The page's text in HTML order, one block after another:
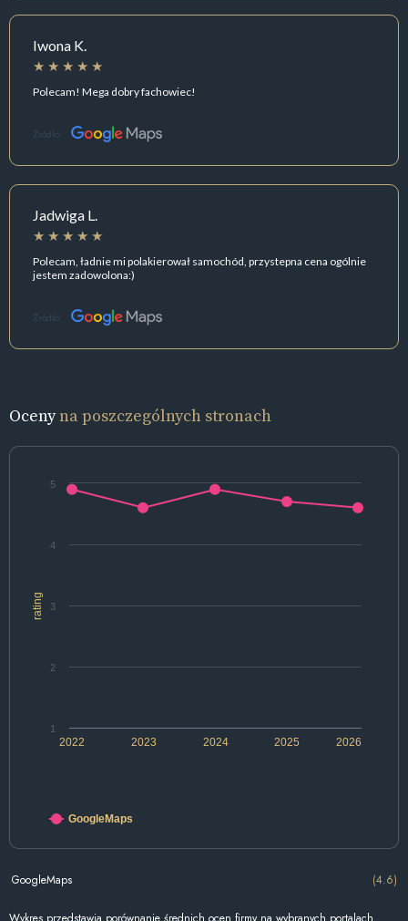
Iwona K.
Polecam! Mega dobry fachowiec!
Źródło:
Jadwiga L.
Polecam, ładnie mi polakierował samochód, przystepna cena ogólnie
jestem zadowolona:)
Źródło:
Ocenyna poszczególnych stronach
rating
2022 2024 2026
2023 2025
1
2
3
4
5
GoogleMaps
GoogleMaps (4.6)